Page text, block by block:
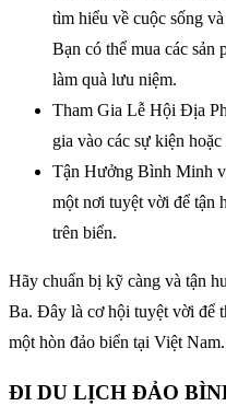
tìm hiểu về cuộc sống
Bạn có thể mua các sản
làm quà lưu niệm.
Tham Gia Lễ Hội Địa
gia vào các sự kiện
Tận Hưởng Bình Minh
một nơi tuyệt vời để tận
trên biển.
Hãy chuẩn bị kỹ càng và tận
Ba. Đây là cơ hội tuyệt vời để
một hòn đảo biển tại Việt Nam.
ĐI DU LỊCH ĐẢO